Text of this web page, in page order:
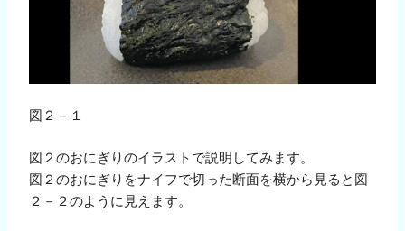
図２－１
図２のおにぎりのイラストで説明してみます。
図２のおにぎりをナイフで切った断面を横から見ると図
２－２のように見えます。